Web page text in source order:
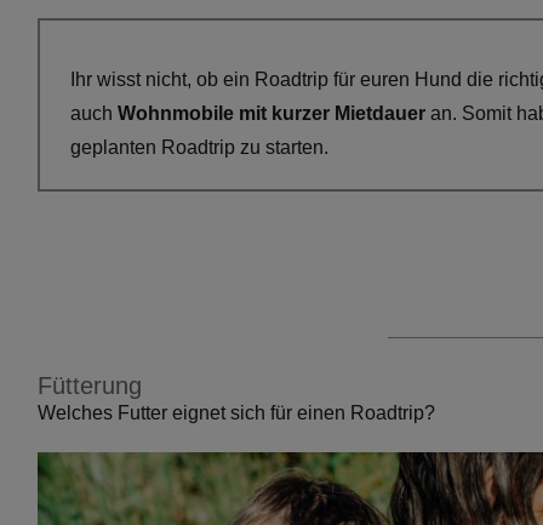
Ihr wisst nicht, ob ein Roadtrip für euren Hund die
auch Wohnmobile mit kurzer Mietdauer an. Somit
geplanten Roadtrip zu starten.
Fütterung
Welches Futter eignet sich für einen Roadtrip?